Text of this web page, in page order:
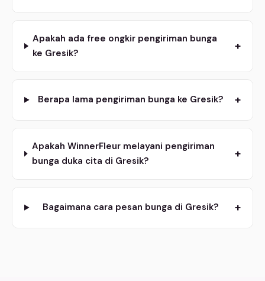
Apakah ada free ongkir pengiriman bunga
ke Gresik?
+
Berapa lama pengiriman bunga ke Gresik? +
Apakah WinnerFleur melayani pengiriman
bunga duka cita di Gresik?
+
Bagaimana cara pesan bunga di Gresik? +